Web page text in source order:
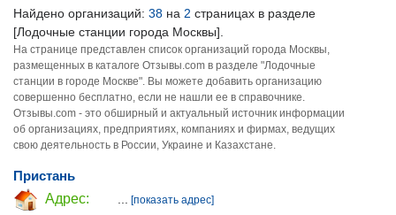
Найдено организаций: 38 на 2 страницах в разделе
[Лодочные станции города Москвы].
На странице представлен список организаций города Москвы,
размещенных в каталоге Отзывы.com в разделе "Лодочные
станции в городе Москве". Вы можете добавить организацию
совершенно бесплатно, если не нашли ее в справочнике.
Отзывы.com - это обширный и актуальный источник информации
об организациях, предприятиях, компаниях и фирмах, ведущих
свою деятельность в России, Украине и Казахстане.
Пристань
Адрес:
[показать адрес]